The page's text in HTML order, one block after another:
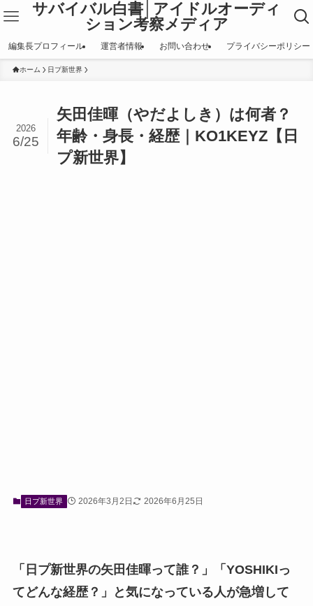
サバイバル白書│アイドルオーディ
ション考察メディア
編集長プロフィール 運営者情報 お問い合わせ プライバシーポリシー
ホーム 日プ新世界
矢田佳暉（やだよしき）は何者？
年齢・身長・経歴｜KO1KEYZ【日
プ新世界】
2026
6/25
日プ新世界 2026年3月2日 2026年6月25日
「日プ新世界の矢田佳暉って誰？」「YOSHIKIっ
てどんな経歴？」と気になっている人が急増して